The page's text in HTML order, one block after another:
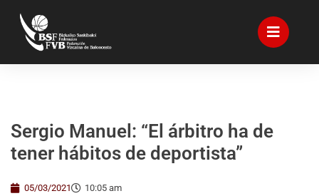
Sergio Manuel: “El árbitro ha de
tener hábitos de deportista”
05/03/2021 10:05 am